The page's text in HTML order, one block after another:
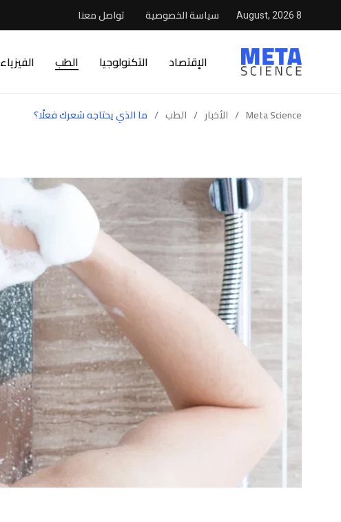
8 August, 2026 سياسة الخصوصية تواصل معنا
الإقتصاد التكنولوجيا الطب الفيزياء
Meta Science
/ الأخبار / الطب / ما الذي يحتاجه شعرك فعلًا؟